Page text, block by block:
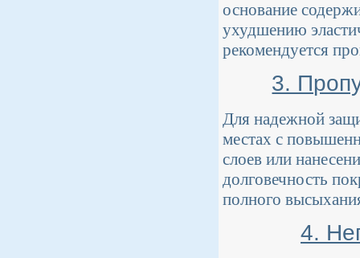
основание
ухудшению
рекомендуется
3.
Для надежной
местах с
слоев или
долговечность
полного
4.